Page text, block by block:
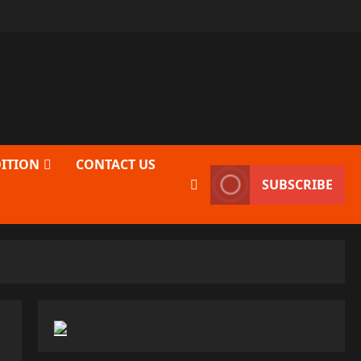
CONTACT US
SUBSCRIBE